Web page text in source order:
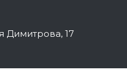
Димитрова, 17